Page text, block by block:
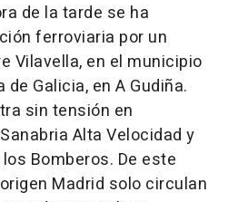
de la tarde se ha
ferroviaria por un
Vilavella, en el municipio
Galicia, en A Gudiña.
sin tensión en
Alta Velocidad y
Bomberos. De este
Madrid solo circulan